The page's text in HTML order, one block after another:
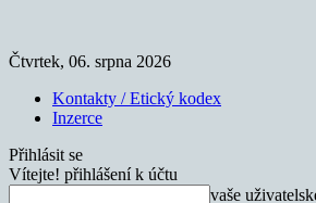
Čtvrtek, 06. srpna 2026
Kontakty / Etický kodex
Inzerce
Přihlásit se
Vítejte! přihlášení k účtu
vaše